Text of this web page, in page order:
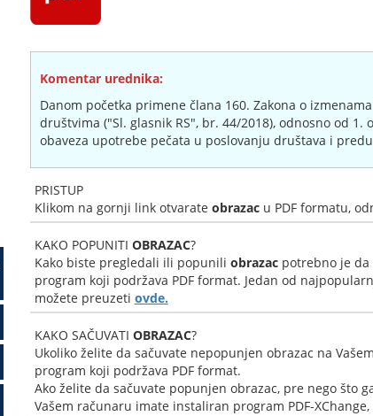
Komentar urednika:
Danom početka primene člana 160. Zakona o
društvima ("Sl. glasnik RS", br. 44/2018), odnosno od 1.
obaveza upotrebe pečata u poslovanju društava i
PRISTUP
Klikom na gornji link otvarate obrazacu PDF formatu,
KAKO POPUNITI OBRAZAC?
Kako biste pregledali ili popunili obrazacpotrebno je da
program koji podržava PDF format. Jedan od
možete preuzeti ovde.
KAKO SAČUVATI OBRAZAC?
Ukoliko želite da sačuvate nepopunjen obrazac na
program koji podržava PDF format.
Ako želite da sačuvate popunjen obrazac, pre nego što
Vašem računaru imate instaliran program PDF-